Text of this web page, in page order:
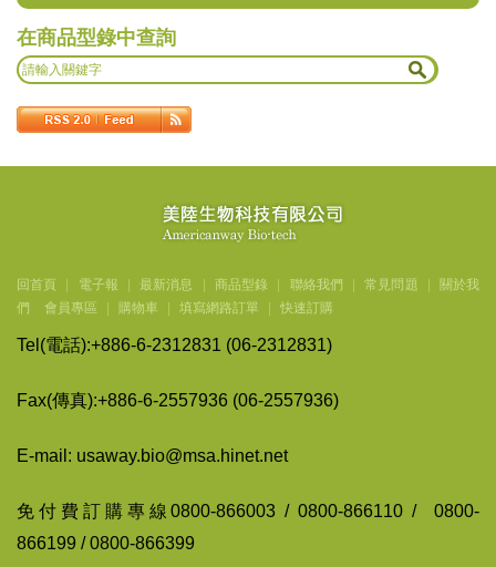
在商品型錄中查詢
回首頁 電子報 最新消息 商品型錄 聯絡我們 常見問題
關於我
們
會員專區 購物車 填寫網路訂單 快速訂購
Tel(電話):+886-6-2312831 (06-2312831)
Fax(傳真):+886-6-2557936 (06-2557936)
E-mail: usaway.bio@msa.hinet.net
免付費訂購專線0800-866003 / 0800-866110 / 0800-
866199 / 0800-866399